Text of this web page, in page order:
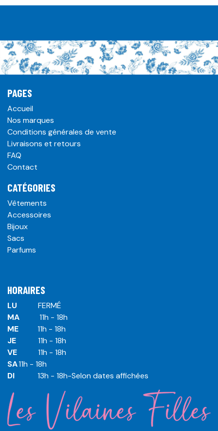
PAGES
Accueil
Nos marques
Conditions générales de vente
Livraisons et retours
FAQ
Contact
CATÉGORIES
Vêtements
Accessoires
Bijoux
Sacs
Parfums
HORAIRES
LU
​ ​FERMÉ
MA
​11h - 18h
ME
​11h - 18h
JE
​​11h - 18h
VE
​​​11h - 18h
SA​​​11h - 18h
DI
​​​ 13h - 18h-Selon dates affichées